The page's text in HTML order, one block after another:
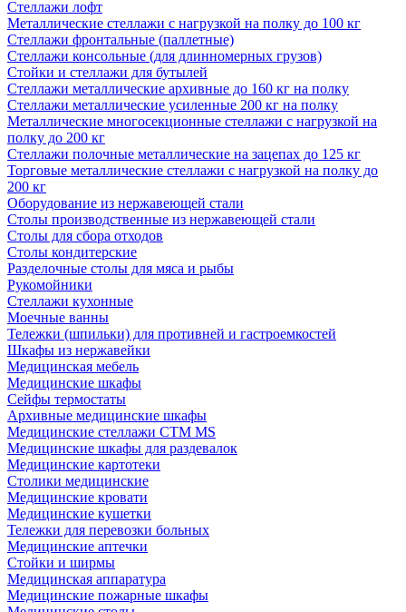
Стеллажи лофт
Металлические стеллажи с нагрузкой на полку до 100 кг
Стеллажи фронтальные (паллетные)
Стеллажи консольные (для длинномерных грузов)
Стойки и стеллажи для бутылей
Стеллажи металлические архивные до 160 кг на полку
Стеллажи металлические усиленные 200 кг на полку
Металлические многосекционные стеллажи с нагрузкой на
полку до 200 кг
Стеллажи полочные металлические на зацепах до 125 кг
Торговые металлические стеллажи с нагрузкой на полку до
200 кг
Оборудование из нержавеющей стали
Столы производственные из нержавеющей стали
Столы для сбора отходов
Столы кондитерские
Разделочные столы для мяса и рыбы
Рукомойники
Стеллажи кухонные
Моечные ванны
Тележки (шпильки) для противней и гастроемкостей
Шкафы из нержавейки
Медицинская мебель
Медицинские шкафы
Сейфы термостаты
Архивные медицинские шкафы
Медицинские стеллажи CTM MS
Медицинские шкафы для раздевалок
Медицинские картотеки
Столики медицинские
Медицинские кровати
Медицинские кушетки
Тележки для перевозки больных
Медицинские аптечки
Стойки и ширмы
Медицинская аппаратура
Медицинские пожарные шкафы